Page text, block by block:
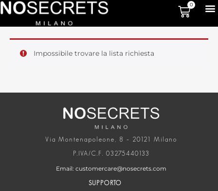
0
Impossibile trovare la lista richiesta
Via Montenapoleone, 8 – 20121 Milano
P.IVA/C.F. 03275440133
Email: customercare@nosecrets.com
SUPPORTO